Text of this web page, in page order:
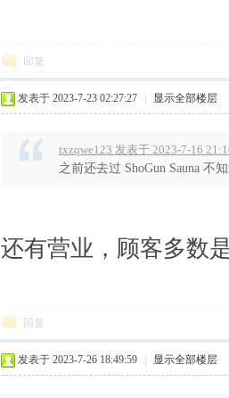
回复
发表于 2023-7-23 02:27:27 显示全部楼层
txzqwe123 发表于 2023-7-16
之前还去过 ShoGun Sauna 不
还有营业，顾客多数
回复
发表于 2023-7-26 18:49:59 显示全部楼层